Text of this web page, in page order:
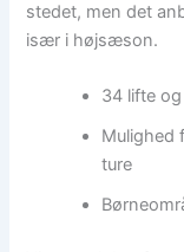
stedet, men det
især i højsæson.
34 lifte
Mulighed
ture